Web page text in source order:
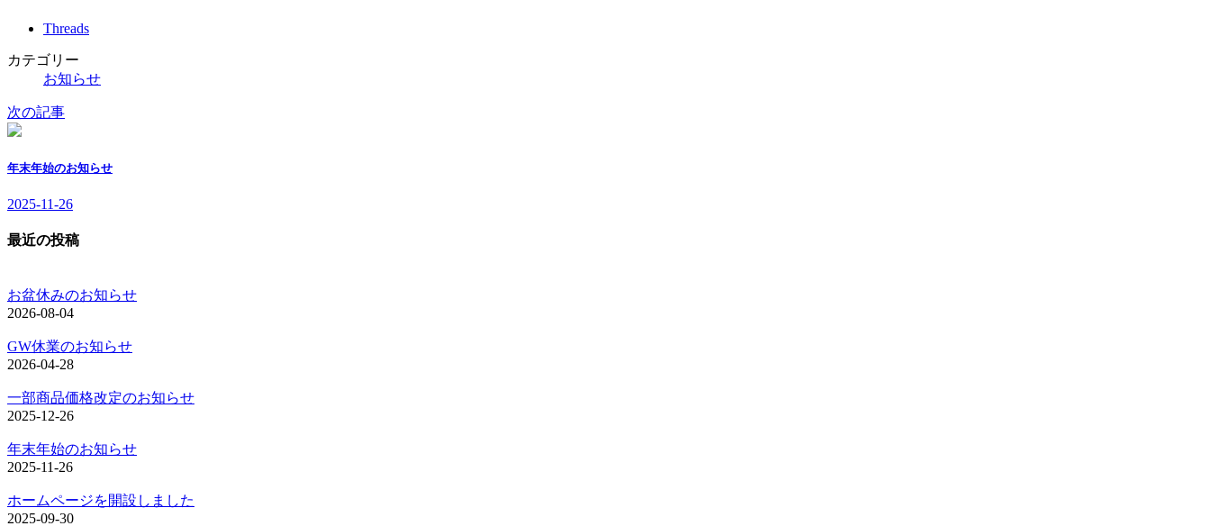
:
Threads
カテゴリー
お知らせ
次の記事
年末年始のお知らせ
2025-11-26
最近の投稿
お盆休みのお知らせ
2026-08-04
GW休業のお知らせ
2026-04-28
一部商品価格改定のお知らせ
2025-12-26
年末年始のお知らせ
2025-11-26
ホームページを開設しました
2025-09-30